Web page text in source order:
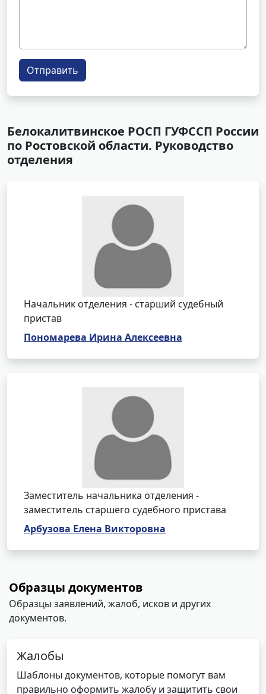
Отправить
Белокалитвинское РОСП ГУФССП России
по Ростовской области. Руководство
отделения
Начальник отделения - старший судебный
пристав
Пономарева Ирина Алексеевна
Заместитель начальника отделения -
заместитель старшего судебного пристава
Арбузова Елена Викторовна
Образцы документов
Образцы заявлений, жалоб, исков и других
документов.
Жалобы
Шаблоны документов, которые помогут вам
правильно оформить жалобу и защитить свои